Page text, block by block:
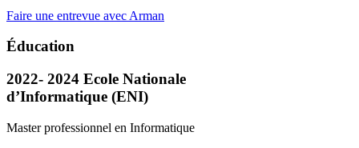
Faire une entrevue avec Arman
Éducation
2022- 2024 Ecole Nationale
d’Informatique (ENI)
Master professionnel en Informatique